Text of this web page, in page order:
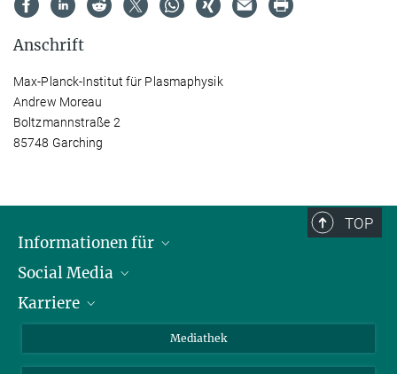
Anschrift
Max-Planck-Institut für Plasmaphysik
Andrew Moreau
Boltzmannstraße 2
85748 Garching
TOP
Informationen für
Journalisten
Schule
Social Media
LinkedIn
Karriere
Mediathek